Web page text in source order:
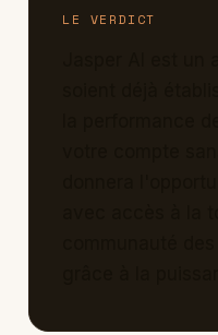
LE VERDICT